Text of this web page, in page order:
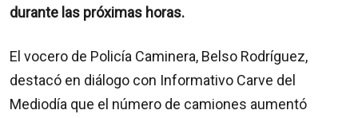
durante las próximas horas.
El vocero de Policía Caminera, Belso Rodríguez,
destacó en diálogo con Informativo Carve del
Mediodía que el número de camiones aumentó